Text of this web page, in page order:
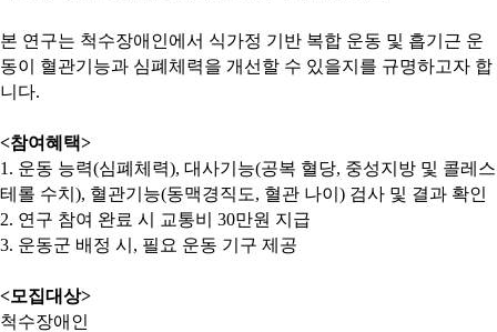
본 연구는 척수장애인에서 식가정 기반 복합 운동 및 흡기근 운
동이 혈관기능과 심폐체력을 개선할 수 있을지를 규명하고자 합
니다.
<참여혜택>
1. 운동 능력(심폐체력), 대사기능(공복 혈당, 중성지방 및 콜레스
테롤 수치 ), 혈관기능(동맥경직도, 혈관 나이 ) 검사 및 결과 확인
2. 연구 참여 완료 시 교통비 30만원 지급
3. 운동군 배정 시 , 필요 운동 기구 제공
<모집대상>
척수장애인